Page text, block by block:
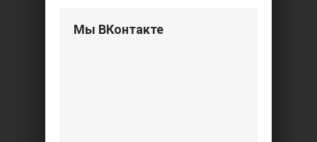
Мы ВКонтакте